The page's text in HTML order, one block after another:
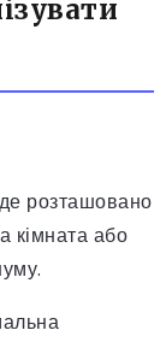
розташовано
кімната або